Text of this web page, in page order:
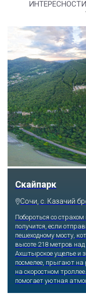
ИНТЕРЕСНОСТИ
Скайпарк
Сочи, с. Казачий
Побороться со
получится, если
пешеходному мосту,
высоте 218 метров
Ахштырское ущелье и
посмелее, прыгают на
на скоростном
помогает уютная